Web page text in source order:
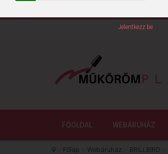
Jelentkezz be
FŐOLDAL WEBÁRUHÁZ
Főlap Webáruház BRILLBIRD